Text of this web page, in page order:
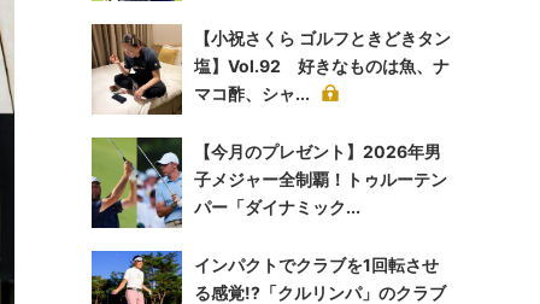
【小祝さくら ゴルフときどきタン
塩】Vol.92 好きなものは魚、ナ
マコ酢、シャ...
【今月のプレゼント】2026年男
子メジャー全制覇！トゥルーテン
パー「ダイナミック...
インパクトでクラブを1回転させ
る感覚!?「クルリンパ」のクラブ